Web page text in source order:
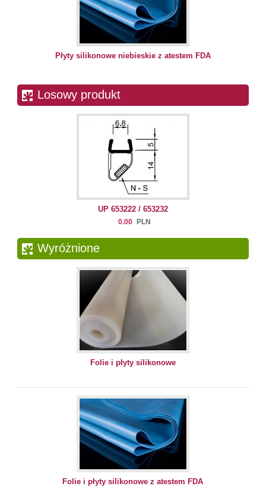
Płyty silikonowe niebieskie z atestem FDA
Losowy produkt
UP 653222 / 653232
0.00 PLN
Wyróżnione
Folie i płyty silikonowe
Folie i płyty silikonowe z atestem FDA